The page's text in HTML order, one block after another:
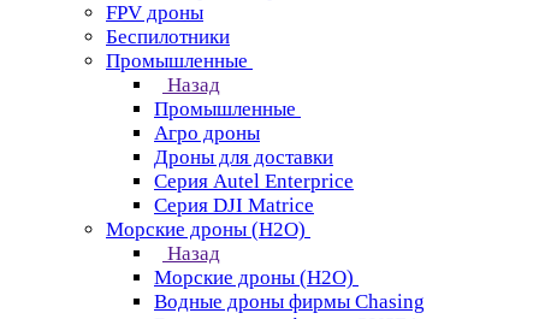
FPV дроны
Беспилотники
Промышленные
Назад
Промышленные
Агро дроны
Дроны для доставки
Серия Autel Enterprice
Серия DJI Matrice
Морские дроны (H2O)
Назад
Морские дроны (H2O)
Водные дроны фирмы Chasing